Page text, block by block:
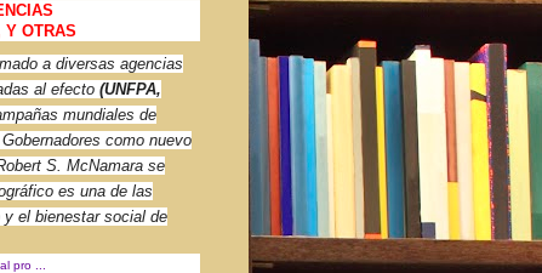
Y OTRAS
a diversas agencias
al efecto (UNFPA,
mundiales de
como nuevo
S. McNamara se
es una de las
el bienestar social de
pro ...